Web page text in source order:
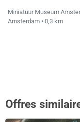
Miniatuur Museum
Amsterdam • 0,3 km
Offres